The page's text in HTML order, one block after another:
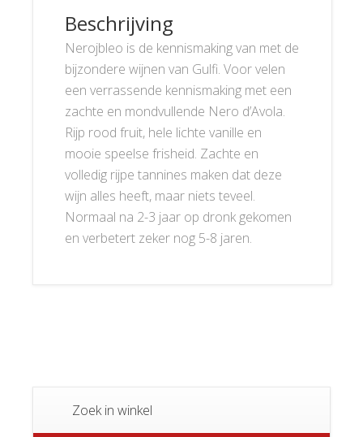
Beschrijving
Nerojbleo is de kennismaking van met de
bijzondere wijnen van Gulfi. Voor velen
een verrassende kennismaking met een
zachte en mondvullende Nero d’Avola.
Rijp rood fruit, hele lichte vanille en
mooie speelse frisheid. Zachte en
volledig rijpe tannines maken dat deze
wijn alles heeft, maar niets teveel.
Normaal na 2-3 jaar op dronk gekomen
en verbetert zeker nog 5-8 jaren.
Zoek in winkel